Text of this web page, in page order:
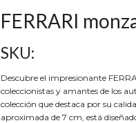
FERRARI
SKU:
Descubre el impresionante
coleccionistas y amantes de los
colección que destaca por su
aproximada de 7 cm, está